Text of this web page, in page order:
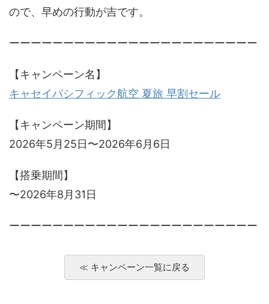
ので、早めの行動が吉です。
ーーーーーーーーーーーーーーーーーーーーーーー
【キャンペーン名】
キャセイパシフィック航空 夏旅 早割セール
【キャンペーン期間】
2026年5月25日〜2026年6月6日
【搭乗期間】
〜2026年8月31日
ーーーーーーーーーーーーーーーーーーーーーーー
≪ キャンペーン一覧に戻る